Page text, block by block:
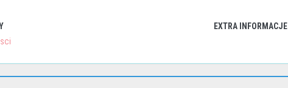
EXTRA INFORMACJE